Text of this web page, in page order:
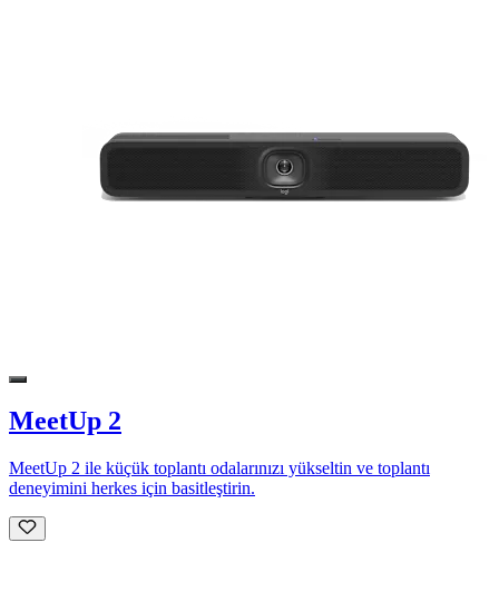
MeetUp 2
MeetUp 2 ile küçük toplantı odalarınızı yükseltin ve toplantı
deneyimini herkes için basitleştirin.